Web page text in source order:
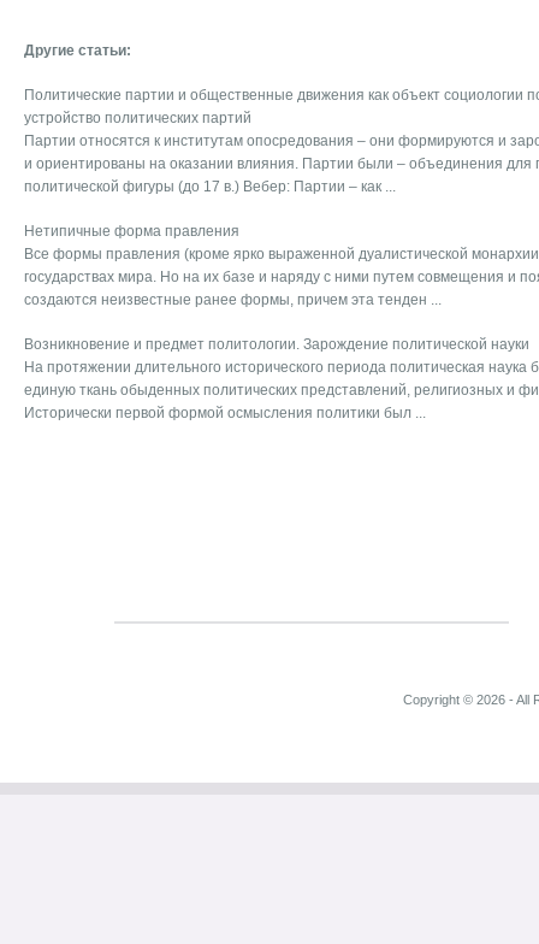
Другие статьи:
Политические партии и общественные движения как объект социологии
устройство политических партий
Партии относятся к институтам опосредования – они формируются и
и ориентированы на оказании влияния. Партии были – объединения для
политической фигуры (до 17 в.) Вебер: Партии – как ...
Нетипичные форма правления
Все формы правления (кроме ярко выраженной дуалистической
государствах мира. Но на их базе и наряду с ними путем совмещения и
создаются неизвестные ранее формы, причем эта тенден ...
Возникновение и предмет политологии. Зарождение политической науки
На протяжении длительного исторического периода политическая наука
единую ткань обыденных политических представлений, религиозных и
Исторически первой формой осмысления политики был ...
Copyright © 2026 - All